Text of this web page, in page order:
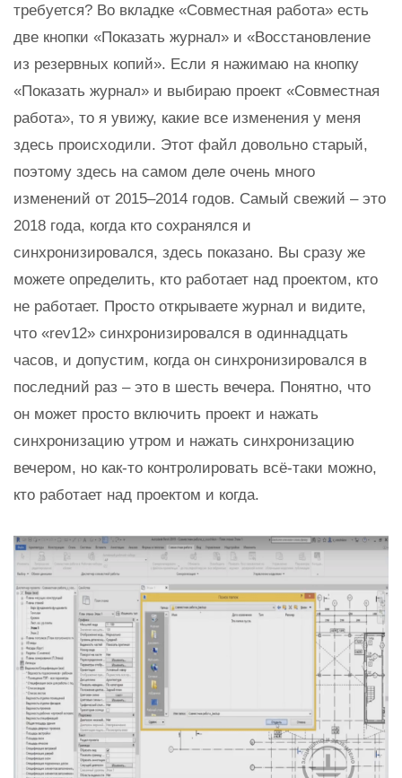
требуется? Во вкладке «Совместная работа» есть
две кнопки «Показать журнал» и «Восстановление
из резервных копий». Если я нажимаю на кнопку
«Показать журнал» и выбираю проект «Совместная
работа», то я увижу, какие все изменения у меня
здесь происходили. Этот файл довольно старый,
поэтому здесь на самом деле очень много
изменений от 2015–2014 годов. Самый свежий – это
2018 года, когда кто сохранялся и
синхронизировался, здесь показано. Вы сразу же
можете определить, кто работает над проектом, кто
не работает. Просто открываете журнал и видите,
что «rev12» синхронизировался в одиннадцать
часов, и допустим, когда он синхронизировался в
последний раз – это в шесть вечера. Понятно, что
он может просто включить проект и нажать
синхронизацию утром и нажать синхронизацию
вечером, но как-то контролировать всё-таки можно,
кто работает над проектом и когда.